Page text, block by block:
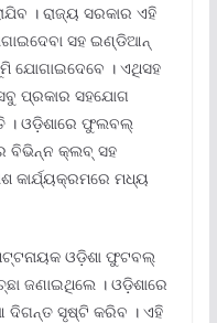
। ରାଜ୍ୟ ସରକାର ଏହି
ସହ ଇଣ୍ଡିଆନ୍
। ଏଥିସହ
ପ୍ରକାର ସହଯୋଗ
। ଓଡ଼ିଶାରେ ଫୁଲବଲ୍
ବିଭିନ୍ନ କ୍ଲବ୍ ସହ
କାର୍ଯ୍ୟକ୍ରମରେ ମଧ୍ୟ
ଓଡ଼ିଶା ଫୁଟବଲ୍
ଜଣାଇଥିଲେ । ଓଡ଼ିଶାରେ
ଦିଗନ୍ତ ସୃଷ୍ଟି କରିବ । ଏହି